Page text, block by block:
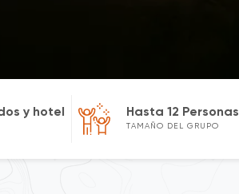
y hotel Hasta 12 Personas
TAMAÑO DEL GRUPO